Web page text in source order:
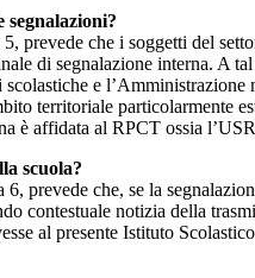
segnalazioni?
prevede che i soggetti del
di segnalazione interna. A
e
territoriale particolarmente
è affidata al RPCT ossia
scuola?
prevede che, se la
contestuale notizia della
al presente Istituto